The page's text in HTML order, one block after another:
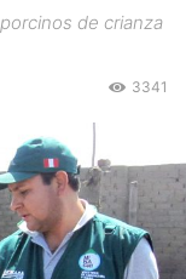
de crianza
3341